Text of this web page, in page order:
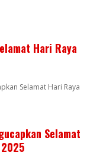
Hari Raya
Selamat Hari Raya
Selamat